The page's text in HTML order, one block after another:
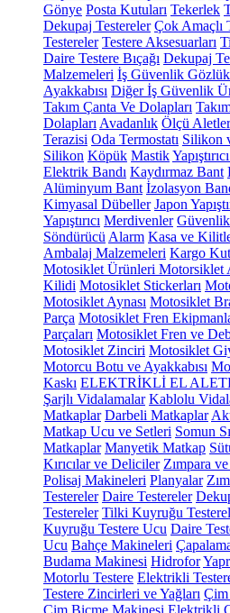
Gönye Posta Kutuları Tekerlek
Dekupaj Testereler Çok Amaçlı
Testereler Testere Aksesuarları
Daire Testere Bıçağı Dekupaj
Malzemeleri İş Güvenlik
Ayakkabısı Diğer İş Güvenlik
Takım Çanta Ve Dolapları
Dolapları Avadanlık Ölçü
Terazisi Oda Termostatı Silikon
Silikon Köpük Mastik
Elektrik Bandı Kaydırmaz Bant
Alüminyum Bant İzolasyon
Kimyasal Dübeller Japon
Yapıştırıcı Merdivenler
Söndürücü Alarm Kasa ve
Ambalaj Malzemeleri Kargo
Motosiklet Ürünleri Motorsiklet
Kilidi Motosiklet Stickerları
Motosiklet Aynası Motosiklet
Parça Motosiklet Fren
Parçaları Motosiklet Fren ve
Motosiklet Zinciri Motosiklet
Motorcu Botu ve Ayakkabısı
Kaskı ELEKTRİKLİ EL
Şarjlı Vidalamalar Kablolu
Matkaplar Darbeli Matkaplar
Matkap Ucu ve Setleri Somun
Matkaplar Manyetik Matkap
Kırıcılar ve Deliciler Zımpara
Polisaj Makineleri Planyalar
Testereler Daire Testereler
Testereler Tilki Kuyruğu
Kuyruğu Testere Ucu Daire
Ucu Bahçe Makineleri
Budama Makinesi Hidrofor
Motorlu Testere Elektrikli
Testere Zincirleri ve Yağları
Çim Biçme Makinesi Elektrikli